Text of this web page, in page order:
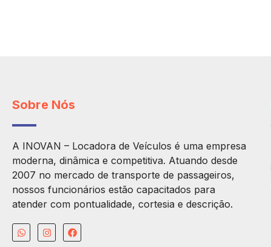
Sobre Nós
A INOVAN – Locadora de Veículos é uma empresa
moderna, dinâmica e competitiva. Atuando desde
2007 no mercado de transporte de passageiros,
nossos funcionários estão capacitados para
atender com pontualidade, cortesia e descrição.